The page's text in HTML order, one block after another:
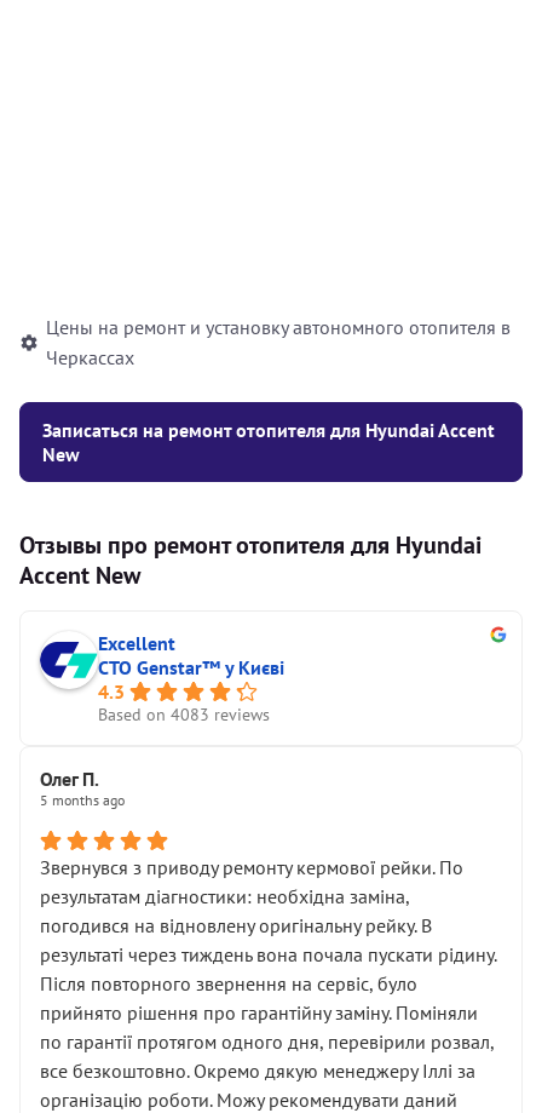
Цены на ремонт и установку автономного отопителя в
Черкассах
Записаться на ремонт отопителя для Hyundai Accent
New
Отзывы про ремонт отопителя для Hyundai
Accent New
Excellent
СТО Genstar™ у Києві
4.3
Based on 4083 reviews
Олег П.
5 months ago
Звернувся з приводу ремонту кермової рейки. По
результатам діагностики: необхідна заміна,
погодився на відновлену оригінальну рейку. В
результаті через тиждень вона почала пускати рідину.
Після повторного звернення на сервіс, було
прийнято рішення про гарантійну заміну. Поміняли
по гарантії протягом одного дня, перевірили розвал,
все безкоштовно. Окремо дякую менеджеру Іллі за
організацію роботи. Можу рекомендувати даний